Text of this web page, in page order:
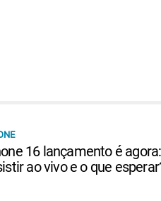
16 lançamento é
ao vivo e o que